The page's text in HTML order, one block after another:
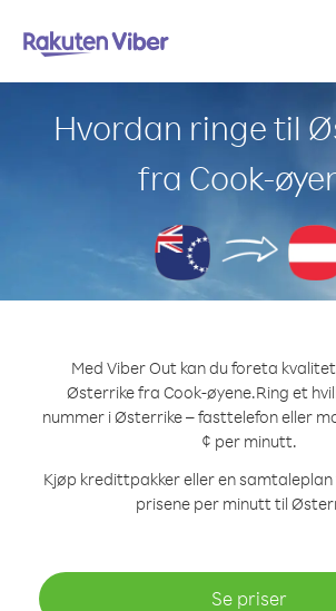
Hvordan ringe til
fra Cook-
Med Viber Out kan du foreta
Østerrike fra Cook-øyene.Ring et
nummer i Østerrike – fasttelefon eller
¢ per minutt.
Kjøp kredittpakker eller en
prisene per minutt til
Se priser